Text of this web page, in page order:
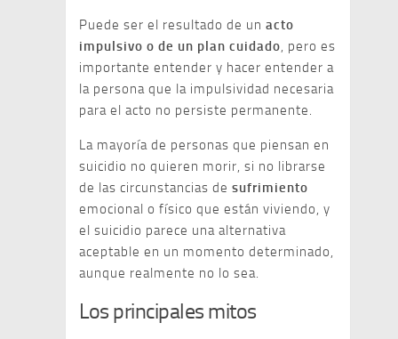
Puede ser el resultado de un acto
impulsivo o de un plan cuidado, pero es
importante entender y hacer entender a
la persona que la impulsividad necesaria
para el acto no persiste permanente.
La mayoría de personas que piensan en
suicidio no quieren morir, si no librarse
de las circunstancias de sufrimiento
emocional o físico que están viviendo, y
el suicidio parece una alternativa
aceptable en un momento determinado,
aunque realmente no lo sea.
Los principales mitos